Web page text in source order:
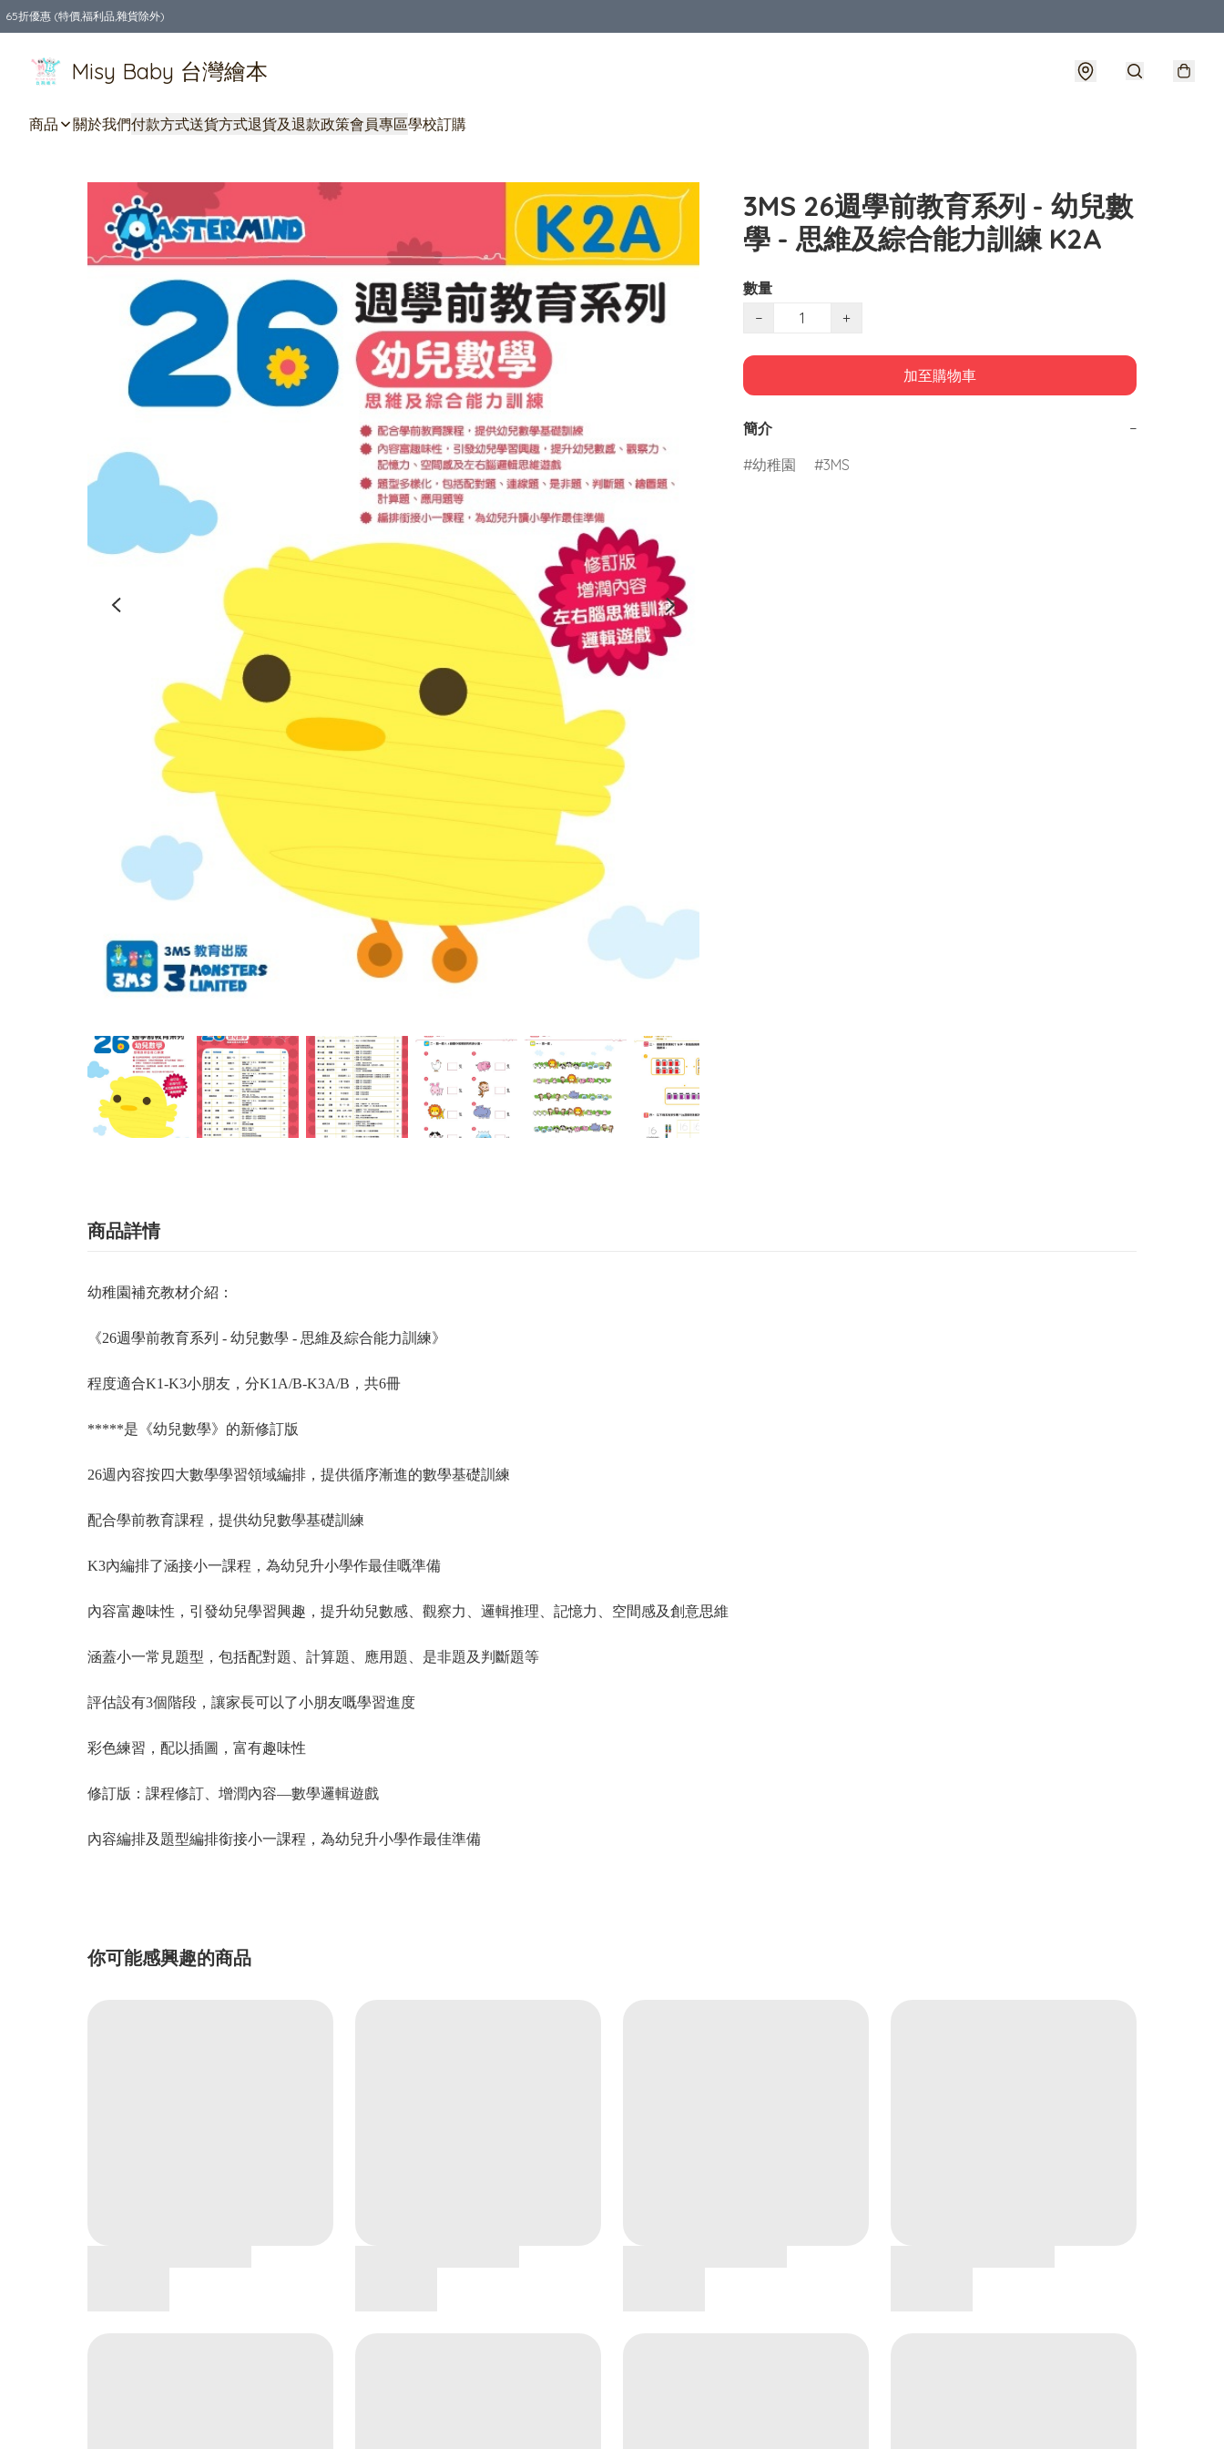
65折優惠 (特價,福利品,雜貨除外)
Misy Baby 台灣繪本
商品 關於我們付款方式送貨方式退貨及退款政策會員專區學校訂購
3MS 26週學前教育系列 - 幼兒數
學 - 思維及綜合能力訓練 K2A
數量
−
+
加至購物車
簡介
−
幼稚園
3MS
商品詳情
幼稚園補充教材介紹：
《26週學前教育系列 - 幼兒數學 - 思維及綜合能力訓練》
程度適合K1-K3小朋友，分K1A/B-K3A/B ，共6冊
*****是《幼兒數學》的新修訂版
26週內容按四大數學學習領域編排，提供循序漸進的數學基礎訓練
配合學前教育課程，提供幼兒數學基礎訓練
K3內編排了涵接小一課程，為幼兒升小學作最佳嘅準備
內容富趣味性，引發幼兒學習興趣，提升幼兒數感、觀察力、邏輯推理、記憶力、空間感及創意思維
涵蓋小一常見題型，包括配對題、計算題、應用題、是非題及判斷題等
評估設有3個階段，讓家長可以了小朋友嘅學習進度
彩色練習，配以插圖，富有趣味性
修訂版：課程修訂、增潤內容—數學邏輯遊戲
內容編排及題型編排銜接小一課程，為幼兒升小學作最佳準備
你可能感興趣的商品